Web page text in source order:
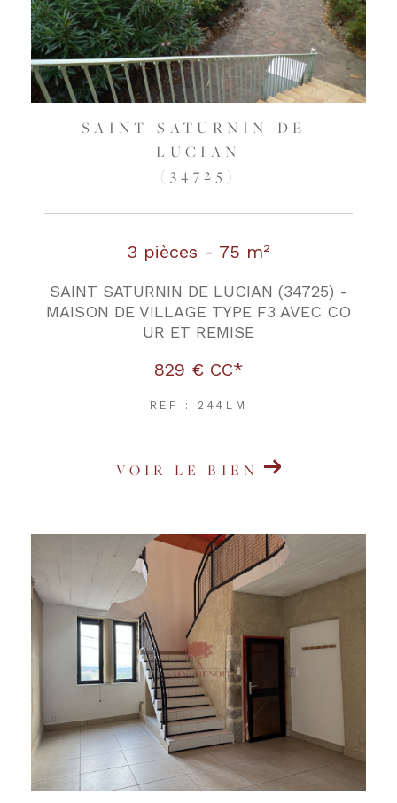
SAINT-SATURNIN-DE-
LUCIAN
(34725)
3 pièces - 75 m²
SAINT SATURNIN DE LUCIAN (34725) -
MAISON DE VILLAGE TYPE F3 AVEC CO
UR ET REMISE
829 € CC*
REF : 244LM
VOIR LE BIEN